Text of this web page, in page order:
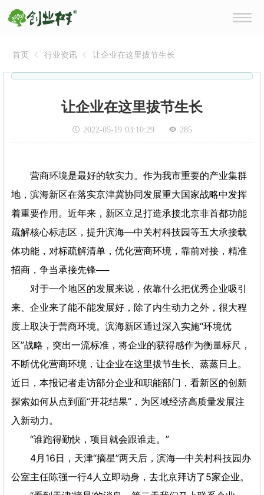
首页 行业资讯 让企业在这里拔节生长
让企业在这里拔节生长
2022-05-19 03:10:29 285
营商环境是最好的软实力。作为我市重要的产业集群
地，滨海新区在落实京津冀协同发展重大国家战略中发挥
着重要作用。近年来，新区立足打造承接北京非首都功能
疏解核心标志区，提升滨海—中关村科技园等五大承接载
体功能，对标疏解清单，优化营商环境，靠前对接，精准
招商，争当承接先锋──
对于一个地区的发展来说，依靠什么把优秀企业吸引
来、企业来了能不能发展好，除了内生动力之外，很大程
度上取决于营商环境。滨海新区通过深入实施“环境优
区”战略，突出一流标准，将企业的获得感作为衡量标尺，
不断优化营商环境，让企业在这里拔节生长、蒸蒸日上。
近日，本报记者走访部分企业和职能部门，看新区的创新
探索如何从点到面“开花结果”，为区域经济高质量发展注
入新动力。
“谁跑得勤快，项目就会跟谁走。”
4月16日，天津“摘星”两天后，滨海—中关村科技园办
公室主任陈强一行4人立即动身，去北京拜访了5家企业。